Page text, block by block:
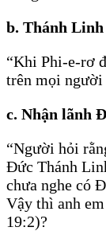
b. Thánh
“Khi Phi-e-rơ
trên mọi người
c. Nhận lãnh
“Người hỏi
Ðức Thánh
chưa nghe có
Vậy thì anh
19:2)?